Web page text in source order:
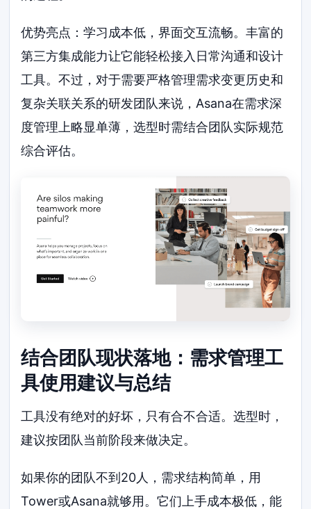
优势亮点：学习成本低，界面交互流畅。丰富的
第三方集成能力让它能轻松接入日常沟通和设计
工具。不过，对于需要严格管理需求变更历史和
复杂关联关系的研发团队来说，Asana在需求深
度管理上略显单薄，选型时需结合团队实际规范
综合评估。
结合团队现状落地：需求管理工
具使用建议与总结
工具没有绝对的好坏，只有合不合适。选型时，
建议按团队当前阶段来做决定。
如果你的团队不到20人，需求结构简单，用
Tower或Asana就够用。它们上手成本极低，能